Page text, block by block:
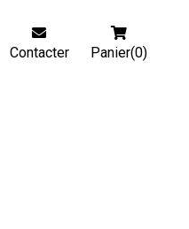
Contacter Panier(0)